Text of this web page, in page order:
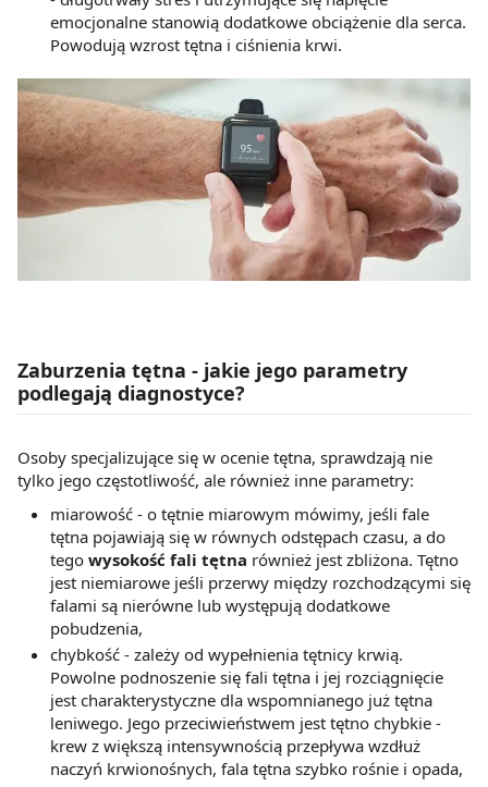
emocjonalne stanowią dodatkowe obciążenie dla serca.
Powodują wzrost tętna i ciśnienia krwi.
Zaburzenia tętna - jakie jego parametry
podlegają diagnostyce?
Osoby specjalizujące się w ocenie tętna, sprawdzają nie
tylko jego częstotliwość, ale również inne parametry:
miarowość - o tętnie miarowym mówimy, jeśli fale
tętna pojawiają się w równych odstępach czasu, a do
tego wysokość fali tętna również jest zbliżona. Tętno
jest niemiarowe jeśli przerwy między rozchodzącymi się
falami są nierówne lub występują dodatkowe
pobudzenia,
chybkość - zależy od wypełnienia tętnicy krwią.
Powolne podnoszenie się fali tętna i jej rozciągnięcie
jest charakterystyczne dla wspomnianego już tętna
leniwego. Jego przeciwieństwem jest tętno chybkie -
krew z większą intensywnością przepływa wzdłuż
naczyń krwionośnych, fala tętna szybko rośnie i opada,